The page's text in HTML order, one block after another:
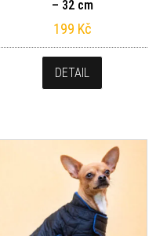
– 32 cm
199 Kč
DETAIL